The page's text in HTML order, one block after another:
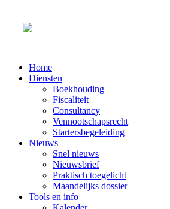
Home
Diensten
Boekhouding
Fiscaliteit
Consultancy
Vennootschapsrecht
Startersbegeleiding
Nieuws
Snel nieuws
Nieuwsbrief
Praktisch toegelicht
Maandelijks dossier
Tools en info